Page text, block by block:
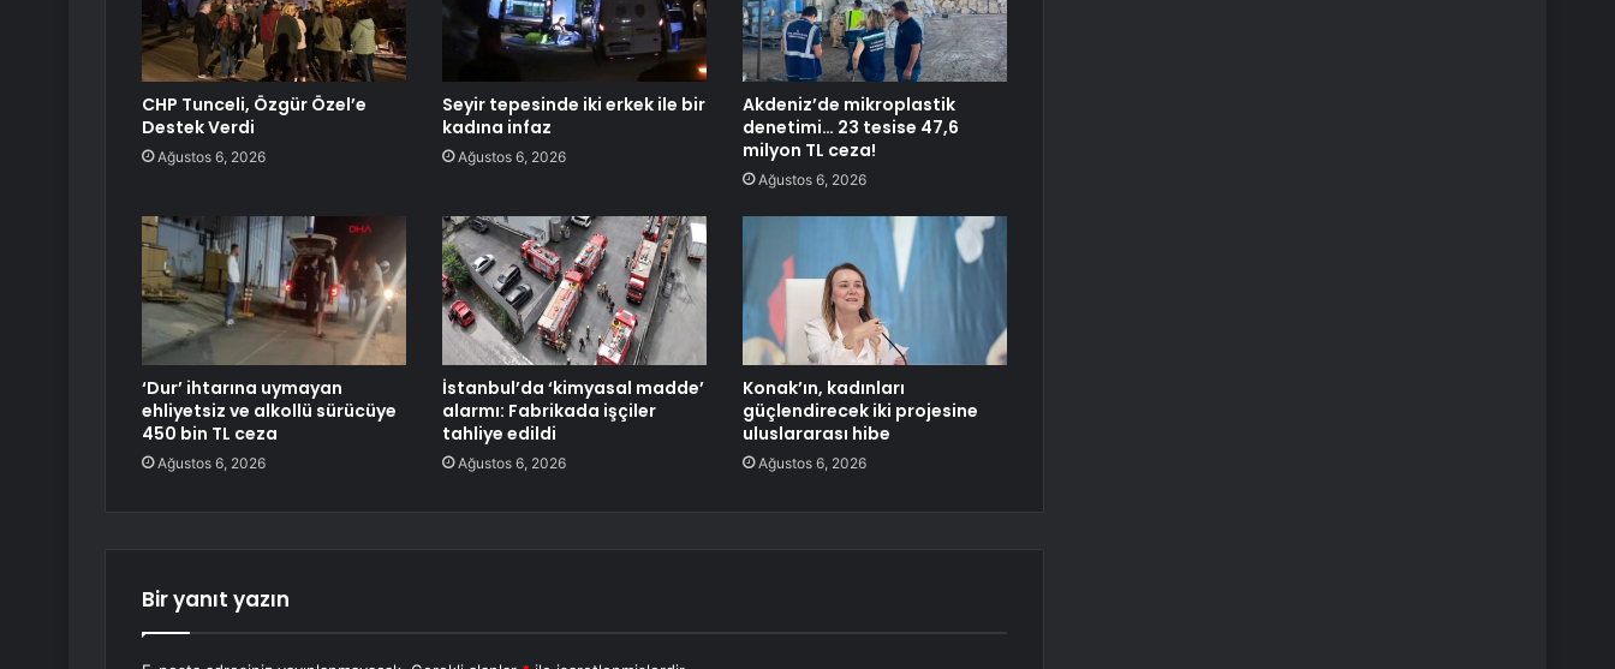
CHP Tunceli, Özgür Özel’e
Destek Verdi
Ağustos 6, 2026
Seyir tepesinde iki erkek ile bir
kadına infaz
Ağustos 6, 2026
Akdeniz’de mikroplastik
denetimi… 23 tesise 47,6
milyon TL ceza!
Ağustos 6, 2026
‘Dur’ ihtarına uymayan
ehliyetsiz ve alkollü sürücüye
450 bin TL ceza
Ağustos 6, 2026
İstanbul’da ‘kimyasal madde’
alarmı: Fabrikada işçiler
tahliye edildi
Ağustos 6, 2026
Konak’ın, kadınları
güçlendirecek iki projesine
uluslararası hibe
Ağustos 6, 2026
Bir yanıt yazın